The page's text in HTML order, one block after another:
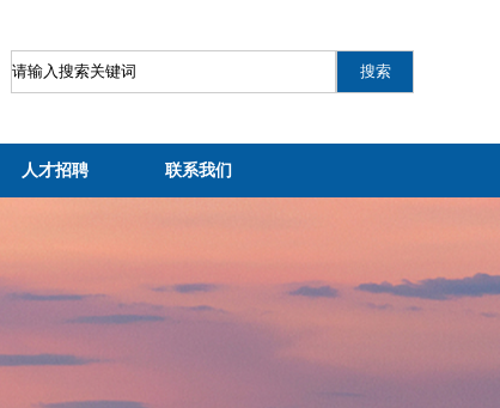
人才招聘 联系我们